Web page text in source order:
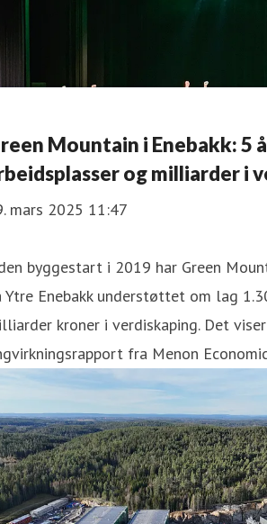
Mountain i Enebakk: 5
og milliarder i
mars 2025 11:47
byggestart i 2019 har Green
Ytre Enebakk understøttet om lag
kroner i verdiskaping. Det
fra Menon